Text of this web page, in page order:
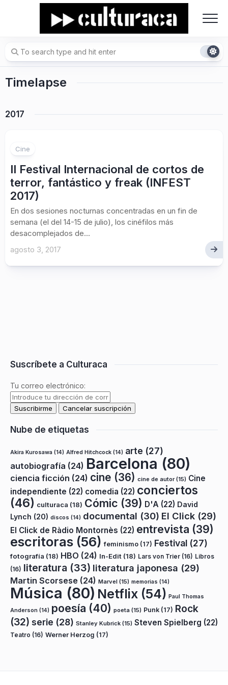
Timelapse
2017
Cine
II Festival Internacional de cortos de
terror, fantástico y freak (INFEST
2017)
En dos sesiones nocturnas concentradas en un fin de
semana (el del 14-15 de julio), los cinéfilos más
desacomplejados de...
agosto 3, 2017
Suscríbete a Culturaca
Tu correo electrónico:
Nube de etiquetas
Akira Kurosawa (14) Alfred Hitchcock (14) arte (27)
autobiografía (24) Barcelona (80)
ciencia ficción (24) cine (36) cine de autor(15) Cine
independiente (22) comedia (22) conciertos
(46) culturaca (18) Cómic (39) D'A (22) David
Lynch (20) discos (14) documental (30) El Click (29)
El Click de Ràdio Montornès (22) entrevista (39)
escritoras (56) feminismo (17) Festival (27)
fotografía (18) HBO (24) In-Edit (18) Lars von Trier (16) Libros
(16) literatura (33) literatura japonesa (29)
Martin Scorsese (24) Marvel (15) memorias (14)
Música (80) Netflix (54) Paul Thomas
Anderson (14) poesía (40) poeta (15) Punk (17) Rock
(32) serie (28) Stanley Kubrick (15) Steven Spielberg (22)
Teatro (16) Werner Herzog (17)